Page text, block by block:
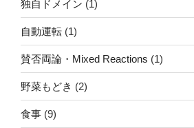
独自ドメイン (1)
自動運転 (1)
賛否両論・Mixed Reactions (1)
野菜もどき (2)
食事 (9)